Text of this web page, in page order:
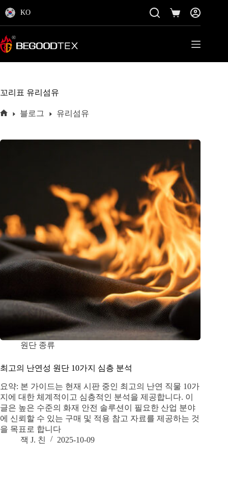
텐
츠
로
바
KO
쇼
핑
꼬리표 유리섬유
블로그 유리섬유
원단 종류
최고의 난연성 원단 10가지 심층 분석
요약: 본 가이드는 현재 시판 중인 최고의 난연 직물 10가
지에 대한 체계적이고 심층적인 분석을 제공합니다. 이
글은 높은 수준의 화재 안전 솔루션이 필요한 산업 분야
에 신뢰할 수 있는 구매 및 적용 참고 자료를 제공하는 것
을 목표로 합니다
잭 J. 친
2025-10-09